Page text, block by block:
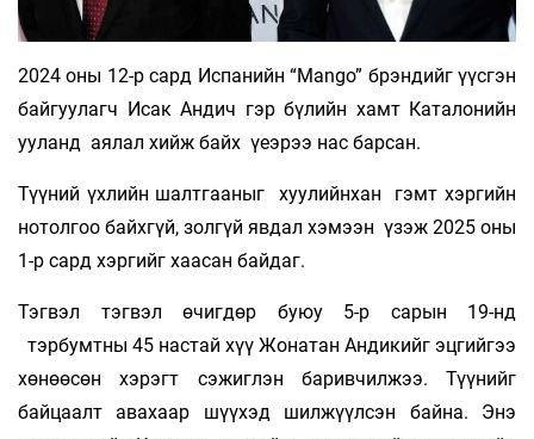
2024 оны 12-р сард Испанийн “Mango” брэндийг үүсгэн
байгуулагч Исак Андич гэр бүлийн хамт Каталонийн
ууланд аялал хийж байх үеэрээ нас барсан.
Түүний үхлийн шалтгааныг хуулийнхан гэмт хэргийн
нотолгоо байхгүй, золгүй явдал хэмээн үзэж 2025 оны
1-р сард хэргийг хаасан байдаг.
Тэгвэл тэгвэл өчигдөр буюу 5-р сарын 19-нд
тэрбумтны 45 настай хүү Жонатан Андикийг эцгийгээ
хөнөөсөн хэрэгт сэжиглэн баривчилжээ. Түүнийг
байцаалт авахаар шүүхэд шилжүүлсэн байна. Энэ